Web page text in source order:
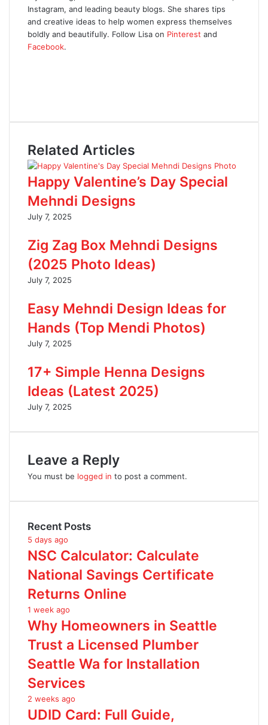
Instagram, and leading beauty blogs. She shares tips
and creative ideas to help women express themselves
boldly and beautifully. Follow Lisa on Pinterest and
Facebook.
Related Articles
Happy Valentine’s Day Special
Mehndi Designs
July 7, 2025
Zig Zag Box Mehndi Designs
(2025 Photo Ideas)
July 7, 2025
Easy Mehndi Design Ideas for
Hands (Top Mendi Photos)
July 7, 2025
17+ Simple Henna Designs
Ideas (Latest 2025)
July 7, 2025
Leave a Reply
You must be logged in to post a comment.
Recent Posts
5 days ago
NSC Calculator: Calculate
National Savings Certificate
Returns Online
1 week ago
Why Homeowners in Seattle
Trust a Licensed Plumber
Seattle Wa for Installation
Services
2 weeks ago
UDID Card: Full Guide,